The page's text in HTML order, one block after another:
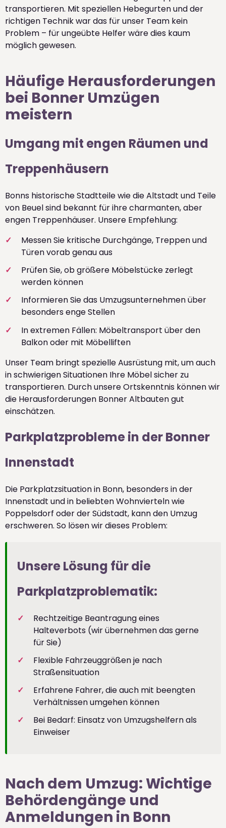
transportieren. Mit speziellen Hebegurten und der
richtigen Technik war das für unser Team kein
Problem – für ungeübte Helfer wäre dies kaum
möglich gewesen.
Häufige Herausforderungen
bei Bonner Umzügen
meistern
Umgang mit engen Räumen und
Treppenhäusern
Bonns historische Stadtteile wie die Altstadt und Teile
von Beuel sind bekannt für ihre charmanten, aber
engen Treppenhäuser. Unsere Empfehlung:
Messen Sie kritische Durchgänge, Treppen und
Türen vorab genau aus
Prüfen Sie, ob größere Möbelstücke zerlegt
werden können
Informieren Sie das Umzugsunternehmen über
besonders enge Stellen
In extremen Fällen: Möbeltransport über den
Balkon oder mit Möbelliften
Unser Team bringt spezielle Ausrüstung mit, um auch
in schwierigen Situationen Ihre Möbel sicher zu
transportieren. Durch unsere Ortskenntnis können wir
die Herausforderungen Bonner Altbauten gut
einschätzen.
Parkplatzprobleme in der Bonner
Innenstadt
Die Parkplatzsituation in Bonn, besonders in der
Innenstadt und in beliebten Wohnvierteln wie
Poppelsdorf oder der Südstadt, kann den Umzug
erschweren. So lösen wir dieses Problem:
Unsere Lösung für die
Parkplatzproblematik:
Rechtzeitige Beantragung eines
Halteverbots (wir übernehmen das gerne
für Sie)
Flexible Fahrzeuggrößen je nach
Straßensituation
Erfahrene Fahrer, die auch mit beengten
Verhältnissen umgehen können
Bei Bedarf: Einsatz von Umzugshelfern als
Einweiser
Nach dem Umzug: Wichtige
Behördengänge und
Anmeldungen in Bonn